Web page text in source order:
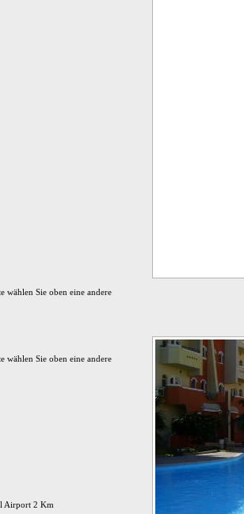
wählen Sie oben eine andere
wählen Sie oben eine andere
Airport 2 Km